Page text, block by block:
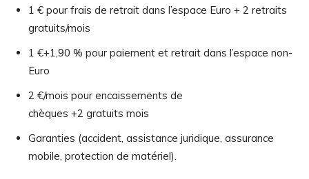
1 € pour frais de retrait dans l’espace Euro + 2 retraits
gratuits/mois
1 €+1,90 % pour paiement et retrait dans l’espace non-
Euro
2 €/mois pour encaissements de
chèques +2 gratuits mois
Garanties (accident, assistance juridique, assurance
mobile, protection de matériel).